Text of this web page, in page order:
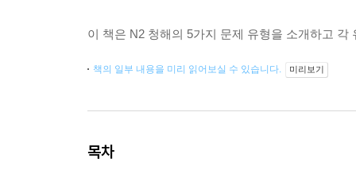
이 책은 N2 청해의 5가지 문제 유형을 소개하고
책의 일부 내용을 미리 읽어보실 수 있습니다. 미리보기
목차